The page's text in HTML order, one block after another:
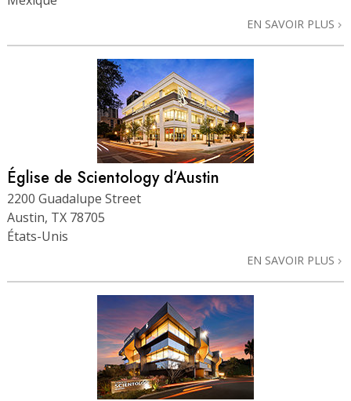
EN SAVOIR PLUS
Église de Scientology d’Austin
2200 Guadalupe Street
Austin, TX 78705
États-Unis
EN SAVOIR PLUS